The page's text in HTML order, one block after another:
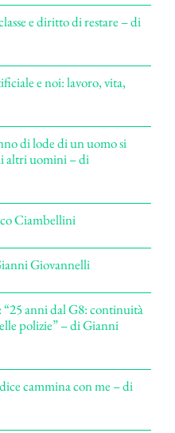
e diritto di restare – di
e noi: lavoro, vita,
di lode di un uomo si
altri uomini – di
Ciambellini
Giovannelli
anni dal G8: continuità
polizie” – di Gianni
cammina con me – di